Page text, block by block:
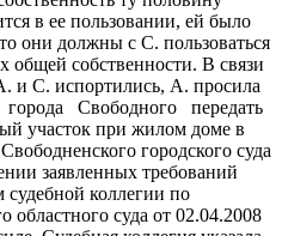
в ее пользовании, ей было
они должны с С. пользоваться
общей собственности. В связи
и С. испортились, А. просила
Свободного передать
участок при жилом доме в
городского суда
заявленных требований
коллегии по
суда от 02.04.2008